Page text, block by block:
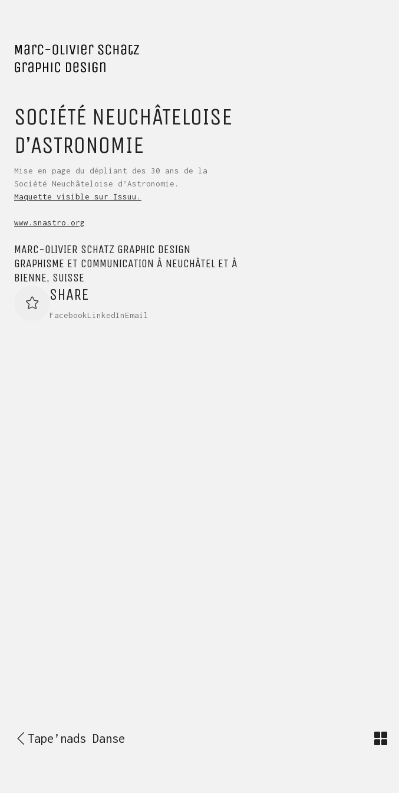
SOCIÉTÉ NEUCHÂTELOISE
D’ASTRONOMIE
Mise en page du dépliant des 30 ans de la
Société Neuchâteloise d’Astronomie.
Maquette visible sur Issuu.
www.snastro.org
MARC-OLIVIER SCHATZ GRAPHIC DESIGN
GRAPHISME ET COMMUNICATION À NEUCHÂTEL ET À
BIENNE, SUISSE
SHARE
FacebookLinkedInEmail
Tape’nads Danse